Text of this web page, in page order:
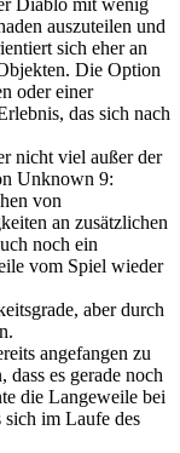
Diablo mit wenig
auszuteilen und
sich eher an
Die Option
oder einer
das sich nach
nicht viel außer der
Unknown 9:
von
an zusätzlichen
noch ein
vom Spiel wieder
aber durch
angefangen zu
dass es gerade noch
die Langeweile bei
sich im Laufe des